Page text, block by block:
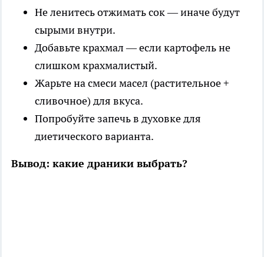
Не ленитесь отжимать сок — иначе будут
сырыми внутри.
Добавьте крахмал — если картофель не
слишком крахмалистый.
Жарьте на смеси масел (растительное +
сливочное) для вкуса.
Попробуйте запечь в духовке для
диетического варианта.
Вывод: какие драники выбрать?